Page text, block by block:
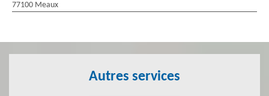
77100 Meaux
Autres services